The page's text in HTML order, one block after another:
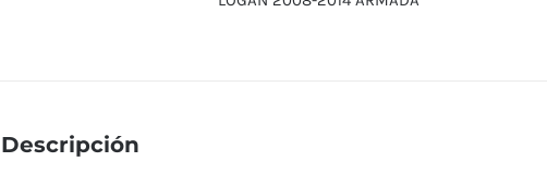
Descripción